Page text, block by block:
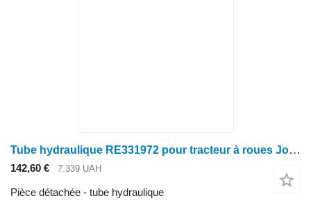
Tube hydraulique RE331972 pour tracteur à roues John Deere 8260R, 8285R, 8295R, 8310R, 8320R, 8335R, 8345R, 8360R
142,60 € 7.339 UAH
Pièce détachée - tube hydraulique